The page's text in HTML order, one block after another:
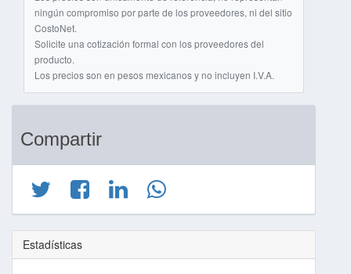
ningún compromiso por parte de los proveedores, ni del sitio
CostoNet.
Solicite una cotización formal con los proveedores del
producto.
Los precios son en pesos mexicanos y no incluyen I.V.A.
Compartir
Estadísticas